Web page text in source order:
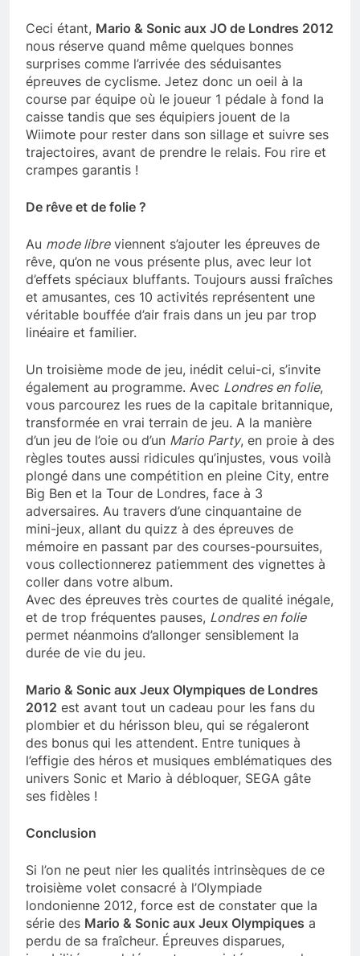
Ceci étant, Mario & Sonic aux JO de Londres 2012
nous réserve quand même quelques bonnes
surprises comme l’arrivée des séduisantes
épreuves de cyclisme. Jetez donc un oeil à la
course par équipe où le joueur 1 pédale à fond la
caisse tandis que ses équipiers jouent de la
Wiimote pour rester dans son sillage et suivre ses
trajectoires, avant de prendre le relais. Fou rire et
crampes garantis !
De rêve et de folie ?
Au mode libreviennent s’ajouter les épreuves de
rêve, qu’on ne vous présente plus, avec leur lot
d’effets spéciaux bluffants. Toujours aussi fraîches
et amusantes, ces 10 activités représentent une
véritable bouffée d’air frais dans un jeu par trop
linéaire et familier.
Un troisième mode de jeu, inédit celui-ci, s’invite
également au programme. Avec Londres en folie,
vous parcourez les rues de la capitale britannique,
transformée en vrai terrain de jeu. A la manière
d’un jeu de l’oie ou d’un Mario Party, en proie à des
règles toutes aussi ridicules qu’injustes, vous voilà
plongé dans une compétition en pleine City, entre
Big Ben et la Tour de Londres, face à 3
adversaires. Au travers d’une cinquantaine de
mini-jeux, allant du quizz à des épreuves de
mémoire en passant par des courses-poursuites,
vous collectionnerez patiemment des vignettes à
coller dans votre album.
Avec des épreuves très courtes de qualité inégale,
et de trop fréquentes pauses, Londres en folie
permet néanmoins d’allonger sensiblement la
durée de vie du jeu.
Mario & Sonic aux Jeux Olympiques de Londres
2012 est avant tout un cadeau pour les fans du
plombier et du hérisson bleu, qui se régaleront
des bonus qui les attendent. Entre tuniques à
l’effigie des héros et musiques emblématiques des
univers Sonic et Mario à débloquer, SEGA gâte
ses fidèles !
Conclusion
Si l’on ne peut nier les qualités intrinsèques de ce
troisième volet consacré à l’Olympiade
londonienne 2012, force est de constater que la
série des Mario & Sonic aux Jeux Olympiques a
perdu de sa fraîcheur. Épreuves disparues,